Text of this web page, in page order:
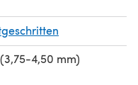
4,50 mm)